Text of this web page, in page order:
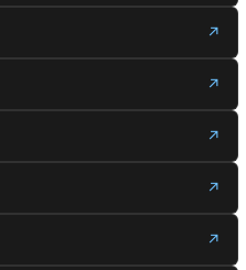
↗
↗
↗
↗
↗